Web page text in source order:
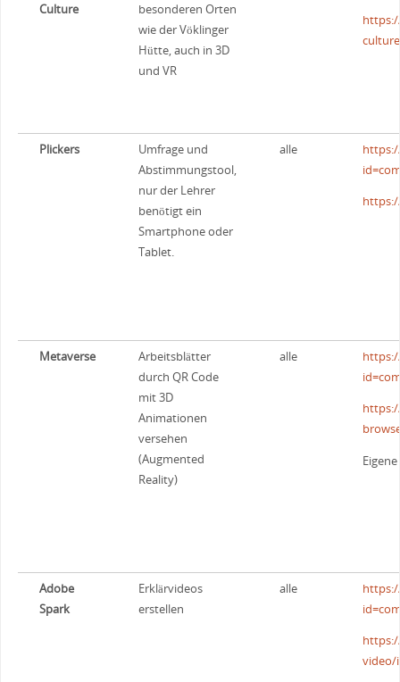
Culture
besonderen Orten
wie der Vöklinger
Hütte, auch in 3D
und VR
Plickers
Umfrage und
Abstimmungstool,
nur der Lehrer
benötigt ein
Smartphone oder
Tablet.
alle
Metaverse
Arbeitsblätter
durch QR Code
mit 3D
Animationen
versehen
(Augmented
Reality)
alle
Adobe
Spark
Erklärvideos
erstellen
alle
video/